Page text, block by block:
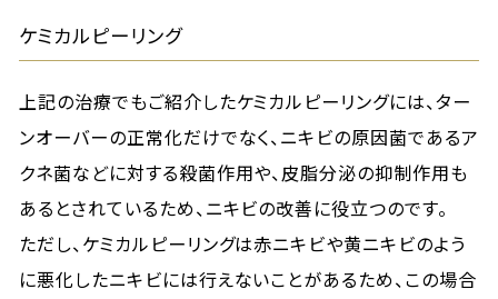
ケミカルピーリング
上記の治療でもご紹介したケミカルピーリングには、ター
ンオーバーの正常化だけでなく、ニキビの原因菌であるア
クネ菌などに対する殺菌作用や、皮脂分泌の抑制作用も
あるとされているため、ニキビの改善に役立つのです。
ただし、ケミカルピーリングは赤ニキビや黄ニキビのよう
に悪化したニキビには行えないことがあるため、この場合